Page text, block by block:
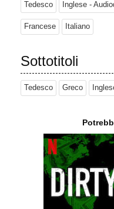
Tedesco Inglese -
Francese Italiano
Sottotitoli
Tedesco Greco